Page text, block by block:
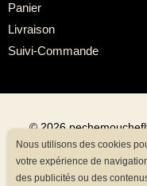
Nous utilisons des cookies
votre expérience de
des publicités ou des
Panier
Livraison
Suivi-Commande
©2026